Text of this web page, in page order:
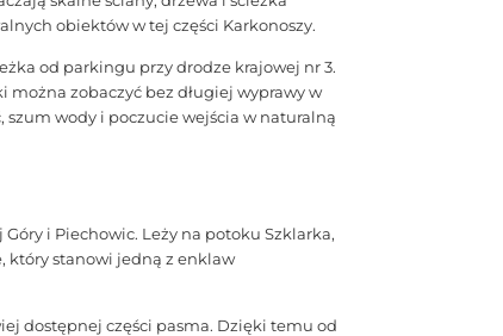
obiektów w tej części Karkonoszy.
od parkingu przy drodze krajowej nr 3.
zobaczyć bez długiej wyprawy w
szum wody i poczucie wejścia w naturalną
i Piechowic. Leży na potoku Szklarka,
który stanowi jedną z enklaw
dostępnej części pasma. Dzięki temu od